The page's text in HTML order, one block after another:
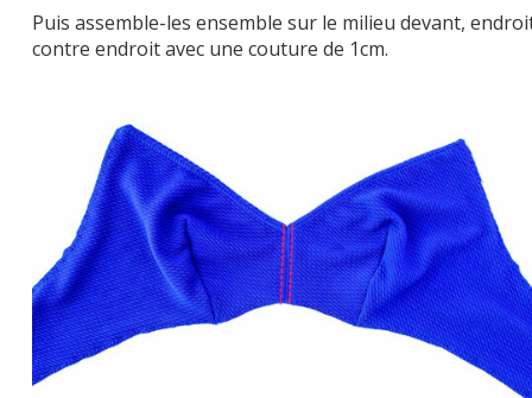
Puis assemble-les ensemble sur le milieu devant,
contre endroit avec une couture de 1cm.